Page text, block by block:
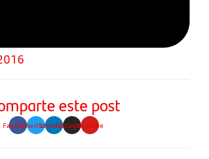
este post
FacebookTwitterLinkedinInstagramYoutube